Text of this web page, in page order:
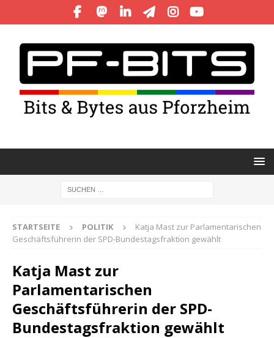
STARTSEITE POLITIK
Katja Mast zur Parlamentarischen
Geschäftsführerin der SPD-Bundestagsfraktion gewählt
Katja Mast zur
Parlamentarischen
Geschäftsführerin der SPD-
Bundestagsfraktion gewählt